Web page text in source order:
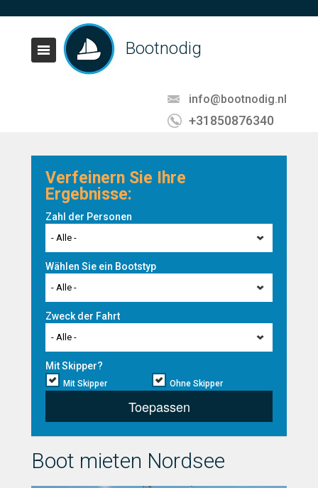
Bootnodig
info@bootnodig.nl
+31850876340
Verfeinern Sie Ihre
Ergebnisse:
Zahl der Personen
- Alle -
Wählen Sie ein Bootstyp
- Alle -
Zweck der Fahrt
- Alle -
Mit Skipper?
Mit Skipper Ohne Skipper
Toepassen
Boot mieten Nordsee